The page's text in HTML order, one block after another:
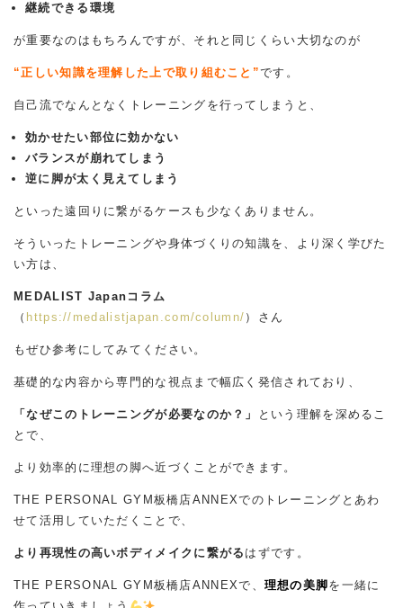
継続できる環境
が重要なのはもちろんですが、それと同じくらい大切なのが
“正しい知識を理解した上で取り組むこと”です。
自己流でなんとなくトレーニングを行ってしまうと、
効かせたい部位に効かない
バランスが崩れてしまう
逆に脚が太く見えてしまう
といった遠回りに繋がるケースも少なくありません。
そういったトレーニングや身体づくりの知識を、より深く学びた
い方は、
MEDALIST Japanコラム
（ https://medalistjapan.com/column/ ）さん
もぜひ参考にしてみてください。
基礎的な内容から専門的な視点まで幅広く発信されており、
「なぜこのトレーニングが必要なのか？」
という理解を深めるこ
とで、
より効率的に理想の脚へ近づくことができます。
THE PERSONAL GYM板橋店ANNEXでのトレーニングとあわ
せて活用していただくことで、
より再現性の高いボディメイクに繋がる はずです。
THE PERSONAL GYM板橋店ANNEXで、 理想の美脚を一緒に